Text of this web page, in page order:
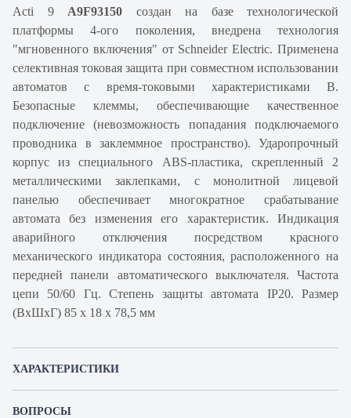
Acti 9 A9F93150 создан на базе технологической
платформы 4-ого поколения, внедрена технология
"мгновенного включения" от Schneider Electric. Применена
селективная токовая защита при совместном использовании
автоматов с время-токовыми характеристиками B.
Безопасные клеммы, обеспечивающие качественное
подключение (невозможность попадания подключаемого
проводника в заклеммное пространство). Ударопрочный
корпус из специального ABS-пластика, скрепленный 2
металлическими заклепками, с монолитной лицевой
панелью обеспечивает многократное срабатывание
автомата без изменения его характеристик. Индикация
аварийного отключения посредством красного
механического индикатора состояния, расположенного на
передней панели автоматического выключателя. Частота
цепи 50/60 Гц. Степень защиты автомата IP20. Размер
(ВхШхГ) 85 х 18 х 78,5 мм
ХАРАКТЕРИСТИКИ
ВОПРОСЫ